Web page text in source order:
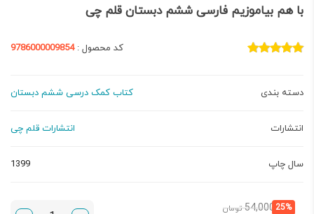
با هم بیاموزیم فارسی ششم دبستان قلم چی
کد محصول :9786000009854
دسته بندی کتاب کمک درسی ششم دبستان
انتشارات انتشارات قلم چی
سال چاپ 1399
25%
54,000 تومانقیمت
قیمت